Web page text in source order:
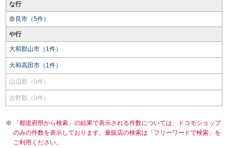
な行
奈良市（5件）
や行
大和郡山市（1件）
大和高田市（1件）
山辺郡（0件）
吉野郡（0件）
「都道府県から検索」の結果で表示される件数については、ドコモショップ
のみの件数を表示しております。量販店の検索は「フリーワードで検索」を
ご利用ください。